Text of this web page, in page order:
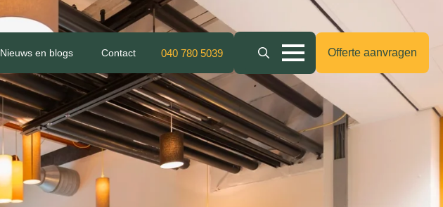
Nieuws en blogs Contact 040 780 5039
Search
Offerte aanvragen